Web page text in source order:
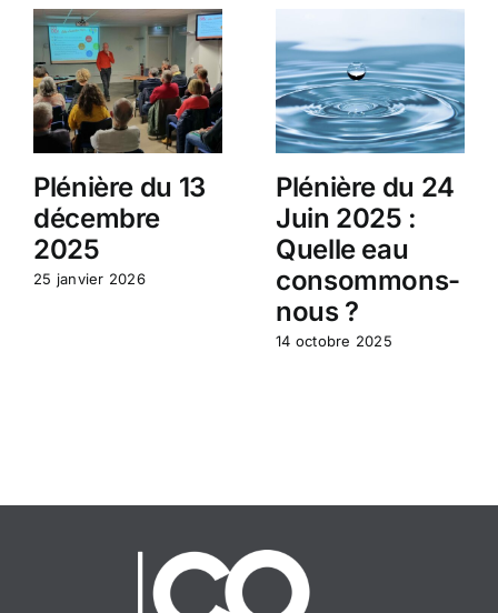
Plénière du 13
décembre
2025
25 janvier 2026
Plénière du 24
Juin 2025 :
Quelle eau
consommons-
nous ?
14 octobre 2025